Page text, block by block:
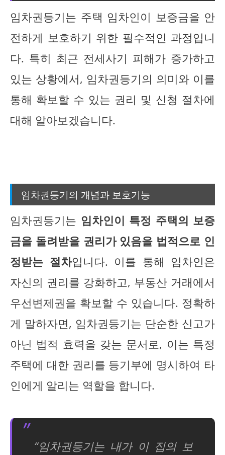
임차권등기는 주택 임차인이 보증금을 안
전하게 보호하기 위한 필수적인 과정입니
다. 특히 최근 전세사기 피해가 증가하고
있는 상황에서, 임차권등기의 의미와 이를
통해 확보할 수 있는 권리 및 신청 절차에
대해 알아보겠습니다.
임차권등기의 개념과 보호기능
임차권등기는 임차인이 특정 주택의 보증
금을 돌려받을 권리가 있음을 법적으로 인
정받는 절차입니다. 이를 통해 임차인은
자신의 권리를 강화하고, 부동산 거래에서
우선변제권을 확보할 수 있습니다. 정확하
게 말하자면, 임차권등기는 단순한 신고가
아닌 법적 효력을 갖는 문서로, 이는 특정
주택에 대한 권리를 등기부에 명시하여 타
인에게 알리는 역할을 합니다.
“임차권등기는 내가 이 집의 보